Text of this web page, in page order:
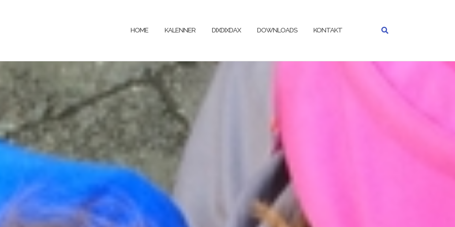
HOME KALENNER DIXDIXDAX DOWNLOADS KONTAKT